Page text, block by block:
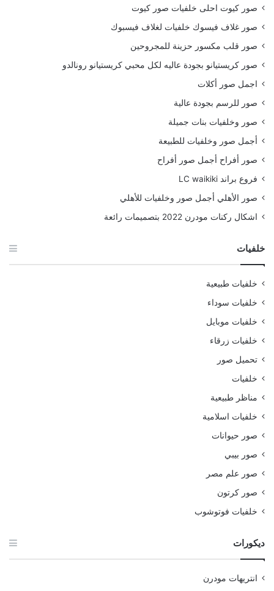
صور كيوت احلى خلفيات صور كيوت
صور غلاف فيسوك خلفيات لغلاف فيسبوك
صور قلب مكسور حزينة للمجروحين
صور كريستيانو بجودة عاليه لكل محبي كريستيانو رونالدو
اجمل صور أكلات
صور للرسم بجودة عالية
صور وخلفيات بنات جميلة
أجمل صور وخلفيات للطبيعة
صور أفراح أجمل صور أفراح
فروع براند LC waikiki
صور الأهلي أجمل صور وخلفيات للأهلي
اشكال ركنات مودرن 2022 بتصميمات رائعة
خلفيات
خلفيات طبيعية
خلفيات سوداء
خلفيات موبايل
خلفيات زرقاء
تحميل صور
خلفيات
مناظر طبيعية
خلفيات اسلامية
صور حيوانات
صور بيبي
صور علم مصر
صور كرتون
خلفيات فوتوشوب
ديكورات
انتريهات مودرن